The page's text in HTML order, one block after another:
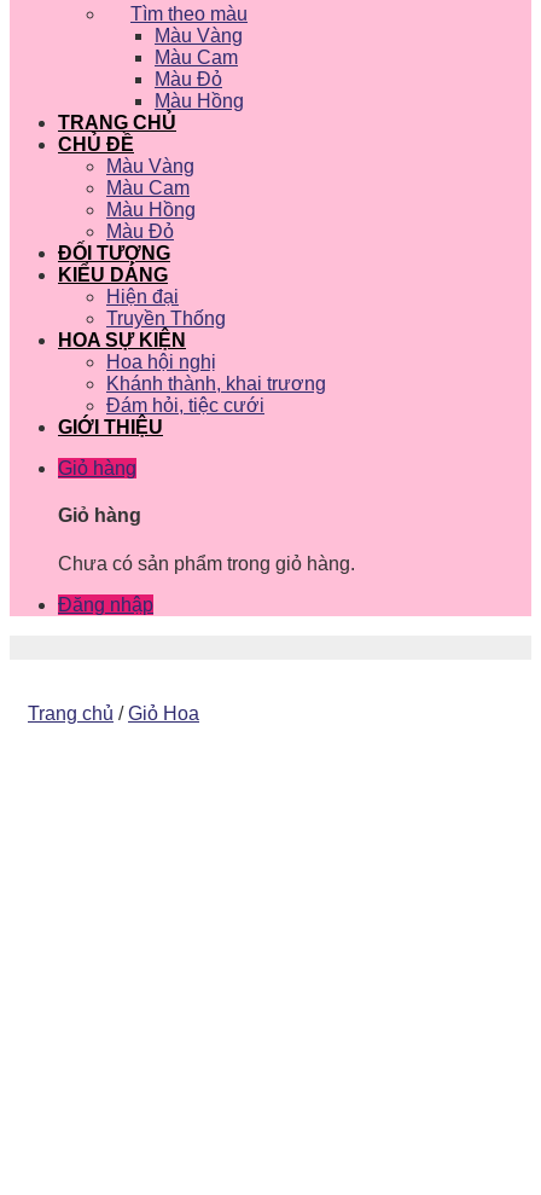
Tìm theo màu
Màu Vàng
Màu Cam
Màu Đỏ
Màu Hồng
TRANG CHỦ
CHỦ ĐỀ
Màu Vàng
Màu Cam
Màu Hồng
Màu Đỏ
ĐỐI TƯỢNG
KIỂU DÁNG
Hiện đại
Truyền Thống
HOA SỰ KIỆN
Hoa hội nghị
Khánh thành, khai trương
Đám hỏi, tiệc cưới
GIỚI THIỆU
Giỏ hàng
Giỏ hàng
Chưa có sản phẩm trong giỏ hàng.
Đăng nhập
Trang chủ / Giỏ Hoa